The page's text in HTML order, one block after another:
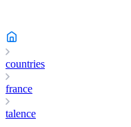
countries
france
talence